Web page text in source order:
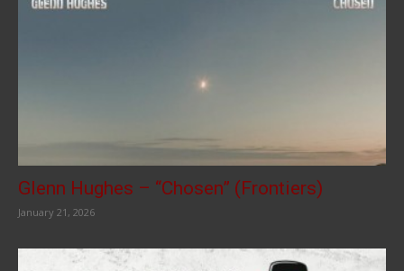
Glenn Hughes – “Chosen” (Frontiers)
January 21, 2026